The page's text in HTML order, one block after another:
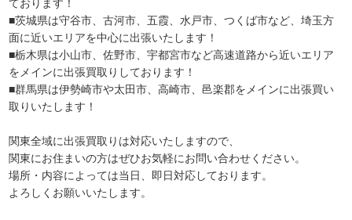
ております！
■茨城県は守谷市、古河市、五霞、水戸市、つくば市など、埼玉方
面に近いエリアを中心に出張いたします！
■栃木県は小山市、佐野市、宇都宮市など高速道路から近いエリア
をメインに出張買取りしております！
■群馬県は伊勢崎市や太田市、高崎市、邑楽郡をメインに出張買い
取りいたします！
関東全域に出張買取りは対応いたしますので、
関東にお住まいの方はぜひお気軽にお問い合わせください。
場所・内容によっては当日、即日対応しております。
よろしくお願いいたします。